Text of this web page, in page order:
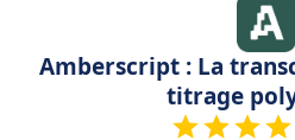
Amberscript : La
titrage